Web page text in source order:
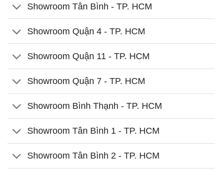
Showroom Tân Bình - TP. HCM
Showroom Quận 4 - TP. HCM
Showroom Quận 11 - TP. HCM
Showroom Quận 7 - TP. HCM
Showroom Bình Thạnh - TP. HCM
Showroom Tân Bình 1 - TP. HCM
Showroom Tân Bình 2 - TP. HCM